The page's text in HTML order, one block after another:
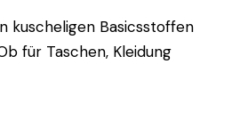
kuscheligen Basicsstoffen
für Taschen, Kleidung